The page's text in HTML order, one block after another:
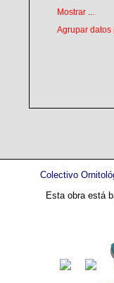
Mostrar ...
Agrupar datos
Colectivo
Esta obra está